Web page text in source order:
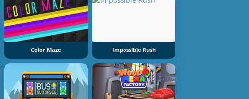
Color Maze Impossible Rush